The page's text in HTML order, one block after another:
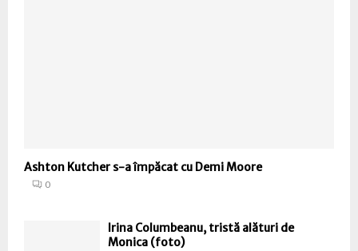
Ashton Kutcher s-a împăcat cu Demi Moore
0
Irina Columbeanu, tristă alături de
Monica (foto)